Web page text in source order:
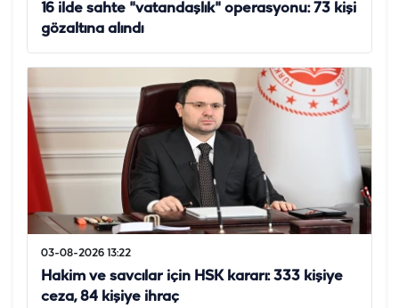
16 ilde sahte "vatandaşlık" operasyonu: 73 kişi
gözaltına alındı
03-08-2026 13:22
Hakim ve savcılar için HSK kararı: 333 kişiye
ceza, 84 kişiye ihraç